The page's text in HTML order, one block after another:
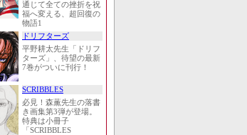
通じて全ての挫折を祝
福へ変える、超回復の
物語1
ドリフターズ
平野耕太先生「ドリフ
ターズ」、待望の最新
7巻がついに刊行！
SCRIBBLES
必見！森薫先生の落書
き画集第3弾が登場。
特典は小冊子
「SCRIBBLES